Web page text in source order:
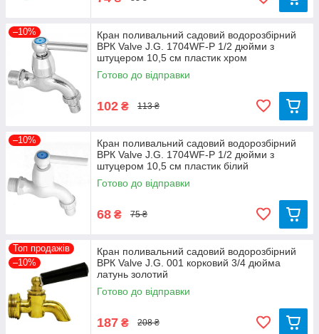
–10%
Кран поливальний садовий водорозбірний
ВРК Valve J.G. 1704WF-P 1/2 дюйми з
штуцером 10,5 см пластик хром
Готово до відправки
102 ₴ 113 ₴
–10%
Кран поливальний садовий водорозбірний
ВРК Valve J.G. 1704WF-P 1/2 дюйми з
штуцером 10,5 см пластик білий
Готово до відправки
68 ₴ 75 ₴
Топ продажів
–10%
Кран поливальний садовий водорозбірний
ВРК Valve J.G. 001 корковий 3/4 дюйма
латунь золотий
Готово до відправки
187 ₴ 208 ₴